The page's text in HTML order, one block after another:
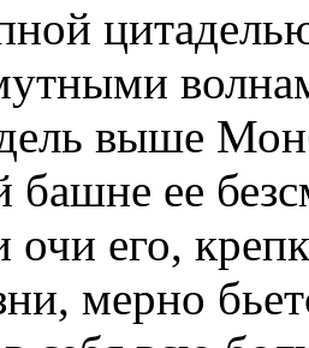
выше
башне ее
очи его,
мерно